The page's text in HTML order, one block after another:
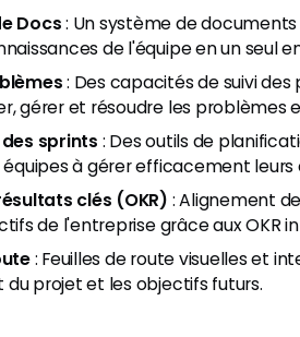
Docs: Un système de
de l'équipe en un seul
: Des capacités de suivi
gérer et résoudre les problèmes
sprints : Des outils de
équipes à gérer efficacement
clés (OKR) : Alignement
de l'entreprise grâce aux OKR
: Feuilles de route visuelles et
projet et les objectifs futurs.